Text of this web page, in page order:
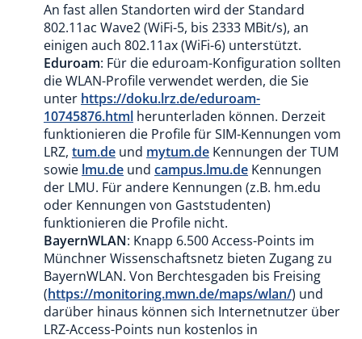
An fast allen Standorten wird der Standard
802.11ac Wave2 (WiFi-5, bis 2333 MBit/s), an
einigen auch 802.11ax (WiFi-6) unterstützt.
Eduroam: Für die eduroam-Konfiguration sollten
die WLAN-Profile verwendet werden, die Sie
unter https://doku.lrz.de/eduroam-
10745876.html herunterladen können. Derzeit
funktionieren die Profile für SIM-Kennungen vom
LRZ, tum.de und mytum.de Kennungen der TUM
sowie lmu.de und campus.lmu.de Kennungen
der LMU. Für andere Kennungen (z.B. hm.edu
oder Kennungen von Gaststudenten)
funktionieren die Profile nicht.
BayernWLAN: Knapp 6.500 Access-Points im
Münchner Wissenschaftsnetz bieten Zugang zu
BayernWLAN. Von Berchtesgaden bis Freising
(https://monitoring.mwn.de/maps/wlan/) und
darüber hinaus können sich Internetnutzer über
LRZ-Access-Points nun kostenlos in